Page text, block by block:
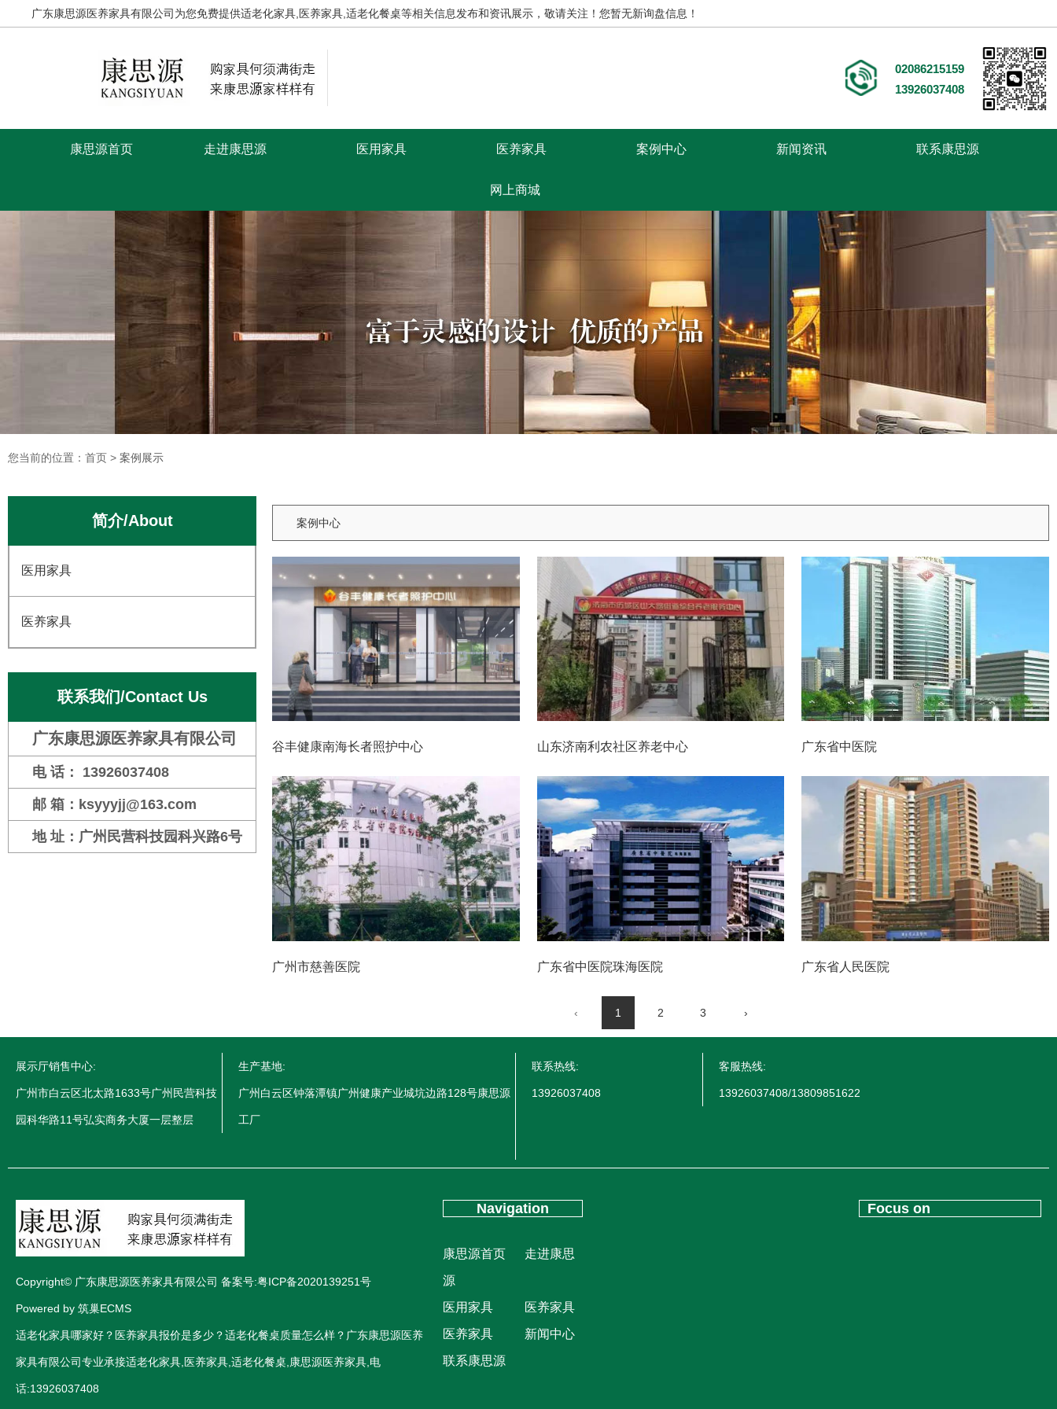
广东康思源医养家具有限公司为您免费提供适老化家具 ,医养家具,适老化餐桌等相关信息发布和资讯展示，敬请关注！ 您暂无新询盘信息！
02086215159
13926037408
康思源首页 走进康思源 医用家具 医养家具 案例中心 新闻资讯 联系康思源
网上商城
走进康思源 医用家具
案例中心 联系康思源
您当前的位置：首页 > 案例展示
您当前的位置：首页 > 案例展示
简介/About
医用家具
医养家具
联系我们/Contact Us
广东康思源医养家具有限公司
电 话： 13926037408
邮 箱：ksyyyjj@163.com
地 址：广州民营科技园科兴路6号
案例中心
谷丰健康南海长者照护中心 山东济南利农社区养老中心 广东省中医院
广州市慈善医院 广东省中医院珠海医院 广东省人民医院
‹ 1 2 3 ›
展示厅销售中心:
广州市白云区北太路1633号广州民营科技
园科华路11号弘实商务大厦一层整层
生产基地:
广州白云区钟落潭镇广州健康产业城坑边路128号康思源
工厂
联系热线:
13926037408
客服热线:
13926037408/13809851622
Copyright© 广东康思源医养家具有限公司 备案号:粤ICP备2020139251号
Powered by 筑巢ECMS
适老化家具哪家好？医养家具报价是多少？适老化餐桌质量怎么样？广东康思源医养
家具有限公司专业承接适老化家具,医养家具,适老化餐桌,康思源医养家具,电
话:13926037408
Navigation
康思源首页
走进康思
源
医用家具
医养家具
医养家具 新闻中心
联系康思源
Focus on